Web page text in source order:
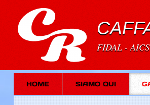
FIDAL - AICS
HOME SIAMO QUI